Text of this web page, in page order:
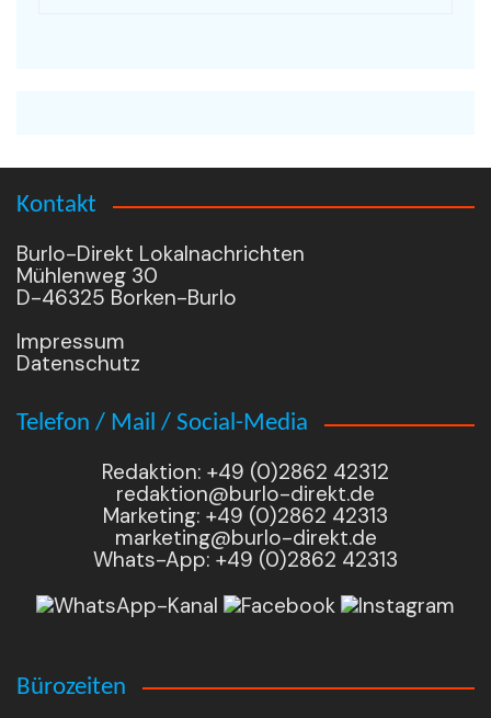
Kontakt
Burlo-Direkt Lokalnachrichten
Mühlenweg 30
D-46325 Borken-Burlo
Impressum
Datenschutz
Telefon / Mail / Social-Media
Redaktion: +49 (0)2862 42312
redaktion@burlo-direkt.de
Marketing: +49 (0)2862 42313
marketing@burlo-direkt.de
Whats-App: +49 (0)2862 42313
Bürozeiten